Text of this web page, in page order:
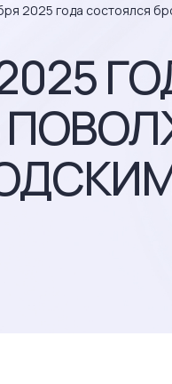
2025 года состоялся